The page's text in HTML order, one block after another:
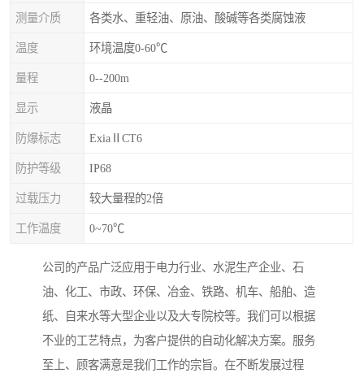
测量介质 各类水、重轻油、原油、酸碱等各类腐蚀液
温度 环境温度0-60℃
量程 0--200m
显示 液晶
防爆标志 ExiaⅡCT6
防护等级 IP68
过载压力 较大量程的2倍
工作温度 0~70℃
公司的产品广泛应用于电力行业、水泥生产企业、石
油、化工、市政、环保、冶金、铁路、机车、船舶、造
纸、自来水等大型企业以及大专院校等。我们可以根据
不业的工艺特点，为客户提供的自动化解决方案。服务
至上、顾客满意是我们工作的宗旨。在不断发展过程